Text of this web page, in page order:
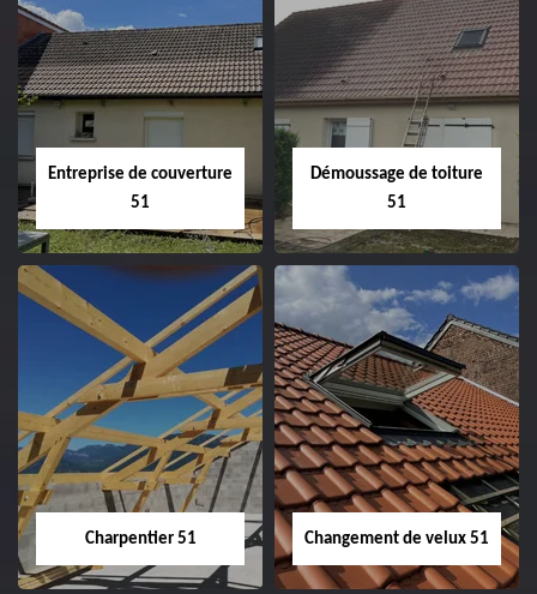
Entreprise de couverture
51
Entreprise de
couverture 51
Démoussage de toiture
51
Démoussage de
toiture 51
Charpentier 51 Changement de velux 51